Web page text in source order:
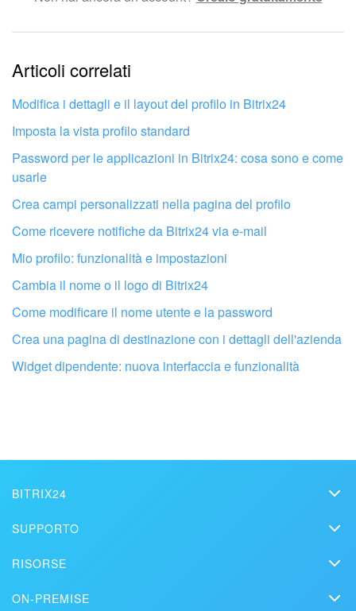
Le informazioni sono obsolete.
Troppo breve, ho bisogno di maggiori informazioni.
Non mi soddisfa come funziona questo strumento
Fai configurare il tuo Bitrix24 a un
Articoli correlati
Modifica i dettagli e il layout del profilo in Bitrix24
Imposta la vista profilo standard
Password per le applicazioni in Bitrix24: cosa sono e come
usarle
Crea campi personalizzati nella pagina del profilo
Come ricevere notifiche da Bitrix24 via e-mail
Mio profilo: funzionalità e impostazioni
Cambia il nome o il logo di Bitrix24
Come modificare il nome utente e la password
Crea una pagina di destinazione con i dettagli dell'azienda
Widget dipendente: nuova interfaccia e funzionalità
BITRIX24
Media kit
Contatti
SUPPORTO
Tutorial
RISORSE
ON-PREMISE